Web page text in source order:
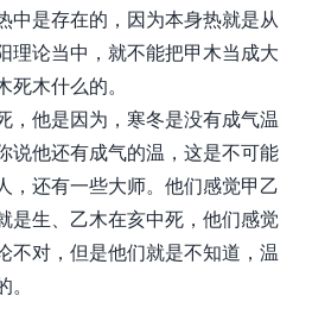
中是存在的，因为本身热就是从
理论当中，就不能把甲木当成大
木什么的。
，他是因为，寒冬是没有成气温
说他还有成气的温，这是不可能
，还有一些大师。他们感觉甲乙
是生、乙木在亥中死，他们感觉
不对，但是他们就是不知道，温